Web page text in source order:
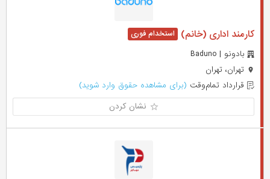
کارمند اداری (خانم)
بادونو | Baduno
تهران، تهران
قرارداد تمام‌وقت (برای مشاهده حقوق وارد شوید)
نشان کردن